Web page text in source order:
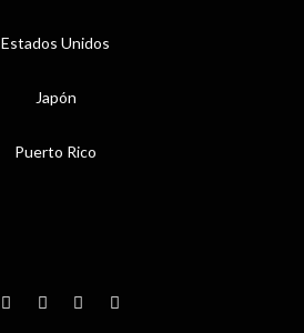
Estados Unidos
Japón
Puerto Rico